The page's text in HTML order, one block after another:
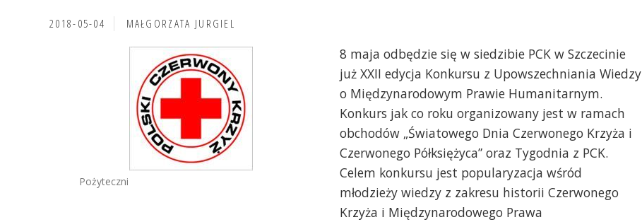
2018-05-04 MAŁGORZATA JURGIEL
Pożyteczni
8 maja odbędzie się w siedzibie PCK w Szczecinie
już XXII edycja Konkursu z Upowszechniania Wiedzy
o Międzynarodowym Prawie Humanitarnym.
Konkurs jak co roku organizowany jest w ramach
obchodów „Światowego Dnia Czerwonego Krzyża i
Czerwonego Półksiężyca” oraz Tygodnia z PCK.
Celem konkursu jest popularyzacja wśród
młodzieży wiedzy z zakresu historii Czerwonego
Krzyża i Międzynarodowego Prawa